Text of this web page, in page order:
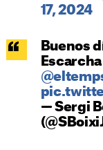
17, 2024
Buenos
— Sergi